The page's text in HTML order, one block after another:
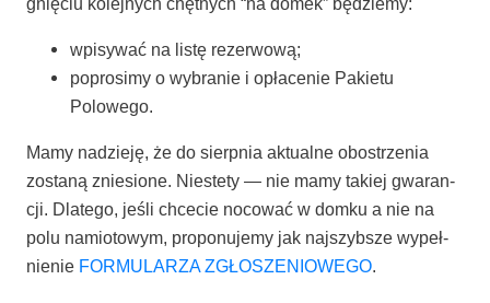
wpi­sy­wać na listę rezerwową;
popro­si­my o wybra­nie i opła­ce­nie Pakie­tu
Polowego.
Mamy nadzie­ję, że do sierp­nia aktu­al­ne obostrze­nia
zosta­ną znie­sio­ne. Nie­ste­ty — nie mamy takiej gwa­ran­
cji. Dla­te­go, jeśli chce­cie noco­wać w dom­ku a nie na
polu namio­to­wym, pro­po­nu­je­my jak naj­szyb­sze wypeł­
nie­nie FORMULARZA ZGŁOSZENIOWEGO